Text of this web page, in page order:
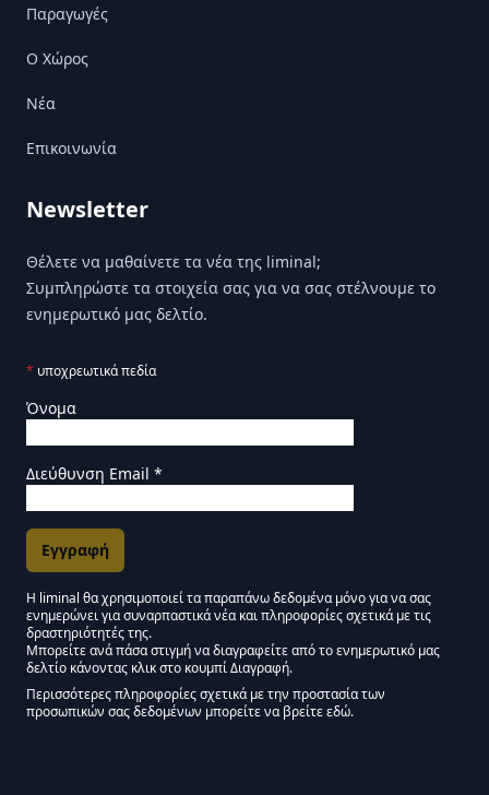
Παραγωγές
Ο Χώρος
Nέα
Επικοινωνία
Newsletter
Θέλετε να μαθαίνετε τα νέα της liminal;
Συμπληρώστε τα στοιχεία σας για να σας στέλνουμε το
ενημερωτικό μας δελτίο.
* υποχρεωτικά πεδία
Όνομα
Διεύθυνση Email *
Εγκρίσεις Μάρκετινγκ
Η liminal θα χρησιμοποιεί τα παραπάνω δεδομένα μόνο για να σας
ενημερώνει για συναρπαστικά νέα και πληροφορίες σχετικά με τις
δραστηριότητές της.
Μείνετε συντονισμένοι - Ενημερωτικό δελτίο
Μπορείτε ανά πάσα στιγμή να διαγραφείτε από το ενημερωτικό μας
δελτίο κάνοντας κλικ στο κουμπί Διαγραφή.
Περισσότερες πληροφορίες σχετικά με την προστασία των
προσωπικών σας δεδομένων μπορείτε να βρείτε εδώ.